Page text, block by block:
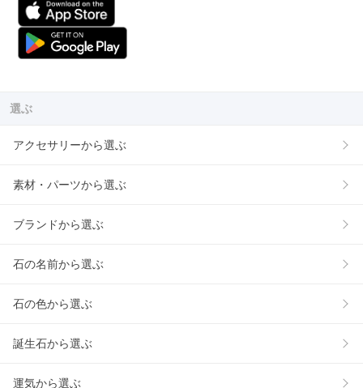
選ぶ
アクセサリーから選ぶ
素材・パーツから選ぶ
ブランドから選ぶ
石の名前から選ぶ
石の色から選ぶ
誕生石から選ぶ
運気から選ぶ